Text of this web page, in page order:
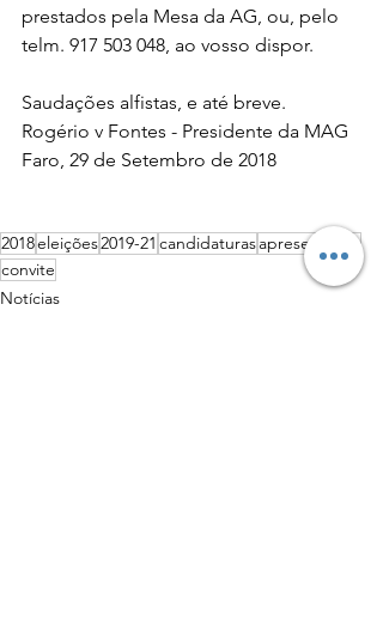
prestados pela Mesa da AG, ou, pelo
telm. 917 503 048, ao vosso dispor.
Saudações alfistas, e até breve.
Rogério v Fontes - Presidente da MAG
Faro, 29 de Setembro de 2018
2018eleições2019-21 candidaturasapresentação
convite
Notícias